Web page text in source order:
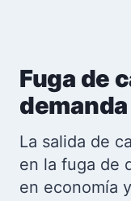
Fuga de
La salida de
en la fuga de
en economía